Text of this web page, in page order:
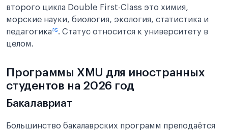
второго цикла Double First-Class это химия,
морские науки, биология, экология, статистика и
педагогика³⁵. Статус относится к университету в
целом.
Программы XMU для иностранных
студентов на 2026 год
Бакалавриат
Большинство бакалаврских программ преподаётся